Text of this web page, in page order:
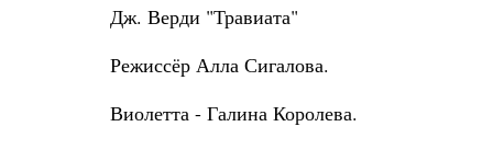
Дж. Верди "Травиата"
Режиссёр Алла Сигалова.
Виолетта - Галина Королева.